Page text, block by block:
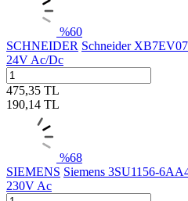
%60
SCHNEIDER Schneider
24V Ac/Dc
475,35 TL
190,14 TL
%68
SIEMENS Siemens 3SU1156-
230V Ac